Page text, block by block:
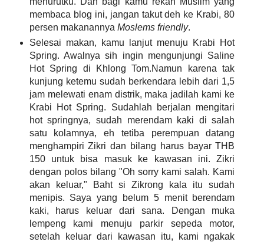
membaca blog ini, jangan takut deh ke Krabi, 80
persen makanannya Moslems friendly.
Selesai makan, kamu lanjut menuju Krabi Hot
Spring. Awalnya sih ingin mengunjungi Saline
Hot Spring di Khlong Tom.Namun karena tak
kunjung ketemu sudah berkendara lebih dari 1,5
jam melewati enam distrik, maka jadilah kami ke
Krabi Hot Spring. Sudahlah berjalan mengitari
hot springnya, sudah merendam kaki di salah
satu kolamnya, eh tetiba perempuan datang
menghampiri Zikri dan bilang harus bayar THB
150 untuk bisa masuk ke kawasan ini. Zikri
dengan polos bilang "Oh sorry kami salah. Kami
akan keluar," Baht si Zikrong kala itu sudah
menipis. Saya yang belum 5 menit berendam
kaki, harus keluar dari sana. Dengan muka
lempeng kami menuju parkir sepeda motor,
setelah keluar dari kawasan itu, kami ngakak